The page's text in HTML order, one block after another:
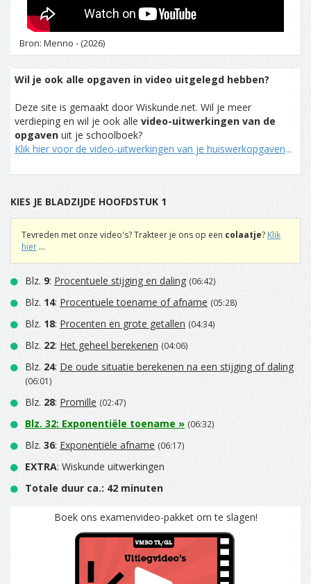
Bron: Menno - (2026)
Wil je ook alle opgaven in video uitgelegd hebben?
Deze site is gemaakt door Wiskunde.net. Wil je meer
verdieping en wil je ook alle video-uitwerkingen van de
opgaven uit je schoolboek?
Klik hier voor de video-uitwerkingen van je huiswerkopgaven...
KIES JE BLADZIJDE HOOFDSTUK 1
Tevreden met onze video's? Trakteer je ons op een colaatje? Klik
hier ...
Blz. 9: Procentuele stijging en daling (06:42)
Blz. 14: Procentuele toename of afname (05:28)
Blz. 18: Procenten en grote getallen (04:34)
Blz. 22: Het geheel berekenen (04:06)
Blz. 24: De oude situatie berekenen na een stijging of daling
(06:01)
Blz. 28: Promille (02:47)
Blz. 32: Exponentiële toename » (06:32)
Blz. 36: Exponentiële afname (06:17)
EXTRA: Wiskunde uitwerkingen
Totale duur ca.: 42 minuten
Boek ons examenvideo-pakket om te slagen!